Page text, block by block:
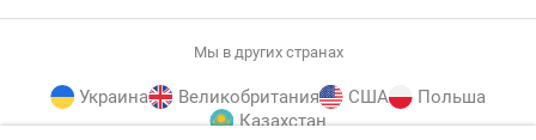
Мы в других странах
Украина Великобритания США
Польша
Казахстан